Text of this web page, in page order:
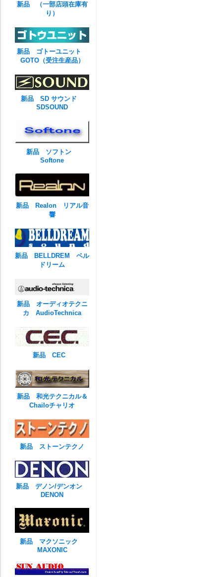
新品 （一部店頭在庫有
り）
新品 ゴトーユニット
GOTO（受注生産品）
新品 SD サウンド
SDSOUND
新品 ソフトン
Softone
新品 Realon リアル音
響
新品 BELLDREM ベル
ドリーム
新品 オーディオテクニ
カ AudioTechnica
新品 CEC
新品 和光テクニカル＆
Chailoチャリオ
新品 ストーンテクノ
新品 デノン/デンオン
DENON
新品 マクソニック
MAXONIC